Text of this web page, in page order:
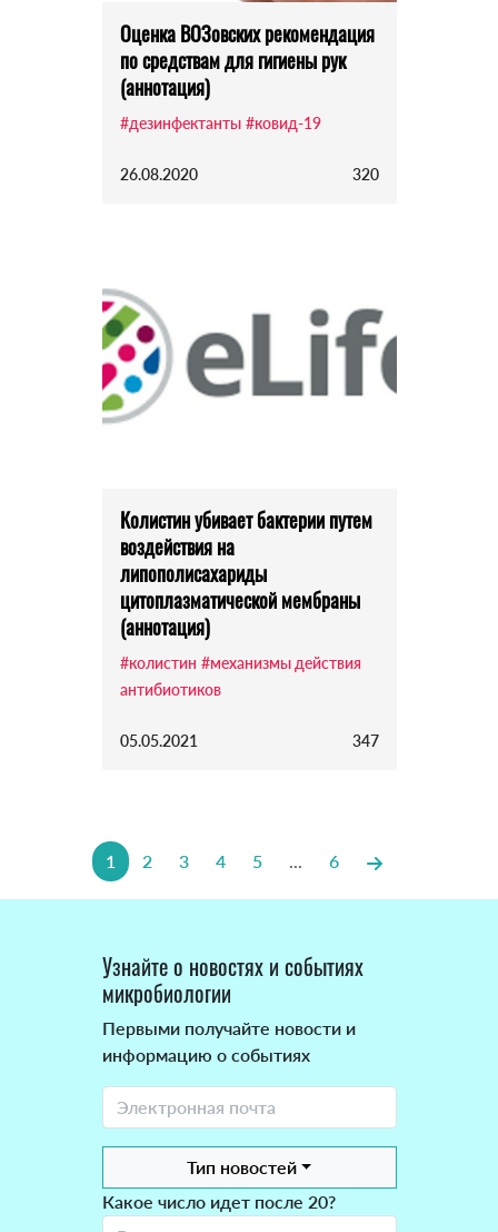
Оценка ВОЗовских рекомендация
по средствам для гигиены рук
(аннотация)
#дезинфектанты #ковид-19
26.08.2020 320
Колистин убивает бактерии путем
воздействия на
липополисахариды
цитоплазматической мембраны
(аннотация)
#колистин #механизмы действия
антибиотиков
05.05.2021 347
1 2 3 4 5 ... 6
Узнайте о новостях и событиях
микробиологии
Первыми получайте новости и
информацию о событиях
Тип новостей
Какое число идет после 20?